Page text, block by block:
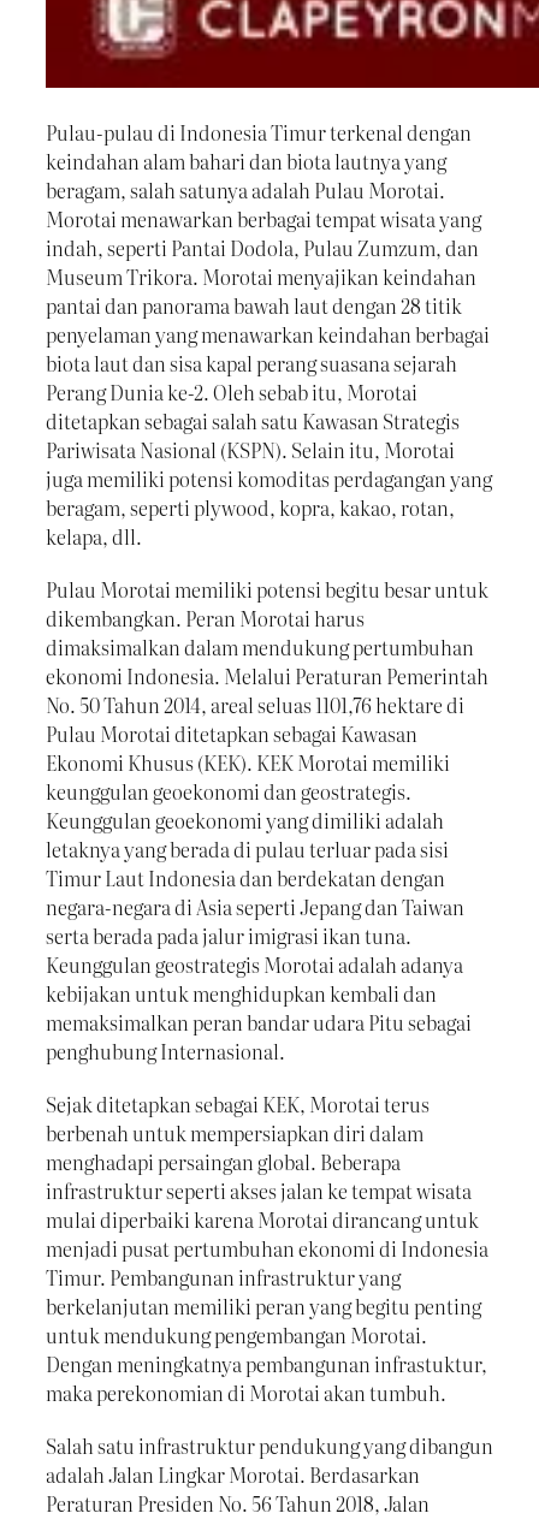
Pulau-pulau di Indonesia Timur terkenal dengan
keindahan alam bahari dan biota lautnya yang
beragam, salah satunya adalah Pulau Morotai.
Morotai menawarkan berbagai tempat wisata yang
indah, seperti Pantai Dodola, Pulau Zumzum, dan
Museum Trikora. Morotai menyajikan keindahan
pantai dan panorama bawah laut dengan 28 titik
penyelaman yang menawarkan keindahan berbagai
biota laut dan sisa kapal perang suasana sejarah
Perang Dunia ke-2. Oleh sebab itu, Morotai
ditetapkan sebagai salah satu Kawasan Strategis
Pariwisata Nasional (KSPN). Selain itu, Morotai
juga memiliki potensi komoditas perdagangan yang
beragam, seperti plywood, kopra, kakao, rotan,
kelapa, dll.
Pulau Morotai memiliki potensi begitu besar untuk
dikembangkan. Peran Morotai harus
dimaksimalkan dalam mendukung pertumbuhan
ekonomi Indonesia. Melalui Peraturan Pemerintah
No. 50 Tahun 2014, areal seluas 1101,76 hektare di
Pulau Morotai ditetapkan sebagai Kawasan
Ekonomi Khusus (KEK). KEK Morotai memiliki
keunggulan geoekonomi dan geostrategis.
Keunggulan geoekonomi yang dimiliki adalah
letaknya yang berada di pulau terluar pada sisi
Timur Laut Indonesia dan berdekatan dengan
negara-negara di Asia seperti Jepang dan Taiwan
serta berada pada jalur imigrasi ikan tuna.
Keunggulan geostrategis Morotai adalah adanya
kebijakan untuk menghidupkan kembali dan
memaksimalkan peran bandar udara Pitu sebagai
penghubung Internasional.
Sejak ditetapkan sebagai KEK, Morotai terus
berbenah untuk mempersiapkan diri dalam
menghadapi persaingan global. Beberapa
infrastruktur seperti akses jalan ke tempat wisata
mulai diperbaiki karena Morotai dirancang untuk
menjadi pusat pertumbuhan ekonomi di Indonesia
Timur. Pembangunan infrastruktur yang
berkelanjutan memiliki peran yang begitu penting
untuk mendukung pengembangan Morotai.
Dengan meningkatnya pembangunan infrastuktur,
maka perekonomian di Morotai akan tumbuh.
Salah satu infrastruktur pendukung yang dibangun
adalah Jalan Lingkar Morotai. Berdasarkan
Peraturan Presiden No. 56 Tahun 2018, Jalan